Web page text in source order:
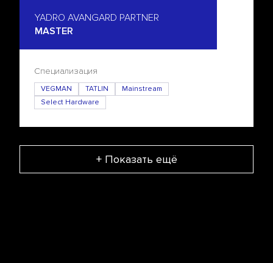
YADRO AVANGARD PARTNER
MASTER
Специализация
VEGMAN TATLIN
Mainstream
Select Hardware
+ Показать ещё